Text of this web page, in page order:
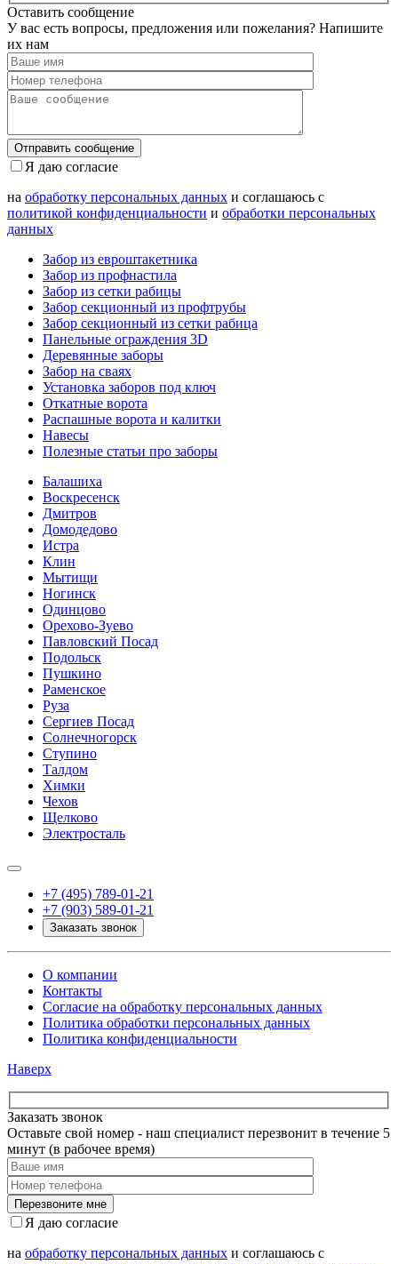
Оставить сообщение
У вас есть вопросы, предложения или пожелания? Напишите
их нам
Я даю согласие
на обработку персональных данных и соглашаюсь с
политикой конфиденциальности и обработки персональных
данных
Забор из евроштакетника
Забор из профнастила
Забор из сетки рабицы
Забор секционный из профтрубы
Забор секционный из сетки рабица
Панельные ограждения 3D
Деревянные заборы
Забор на сваях
Установка заборов под ключ
Откатные ворота
Распашные ворота и калитки
Навесы
Полезные статьи про заборы
Балашиха
Воскресенск
Дмитров
Домодедово
Истра
Клин
Мытищи
Ногинск
Одинцово
Орехово-Зуево
Павловский Посад
Подольск
Пушкино
Раменское
Руза
Сергиев Посад
Солнечногорск
Ступино
Талдом
Химки
Чехов
Щелково
Электросталь
+7 (495) 789-01-21
+7 (903) 589-01-21
Заказать звонок
О компании
Контакты
Согласие на обработку персональных данных
Политика обработки персональных данных
Политика конфиденциальности
Наверх
Заказать звонок
Оставьте свой номер - наш специалист перезвонит в течение 5
минут (в рабочее время)
Я даю согласие
на обработку персональных данных и соглашаюсь с